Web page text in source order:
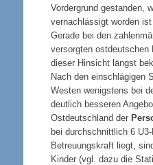
Vordergrund gestanden,
vernachlässigt worden ist
Gerade bei den
versorgten ostdeutschen
dieser Hinsicht längst
Nach den einschlägigen
Westen wenigstens bei
deutlich besseren
Ostdeutschland der
bei durchschnittlich 6
Betreuungskraft liegt,
Kinder (vgl. dazu die